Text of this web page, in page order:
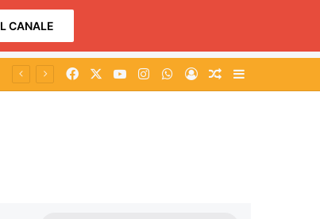
CANALE
Facebook You TubeInstagramWhatsApp
AccediUn articolo a